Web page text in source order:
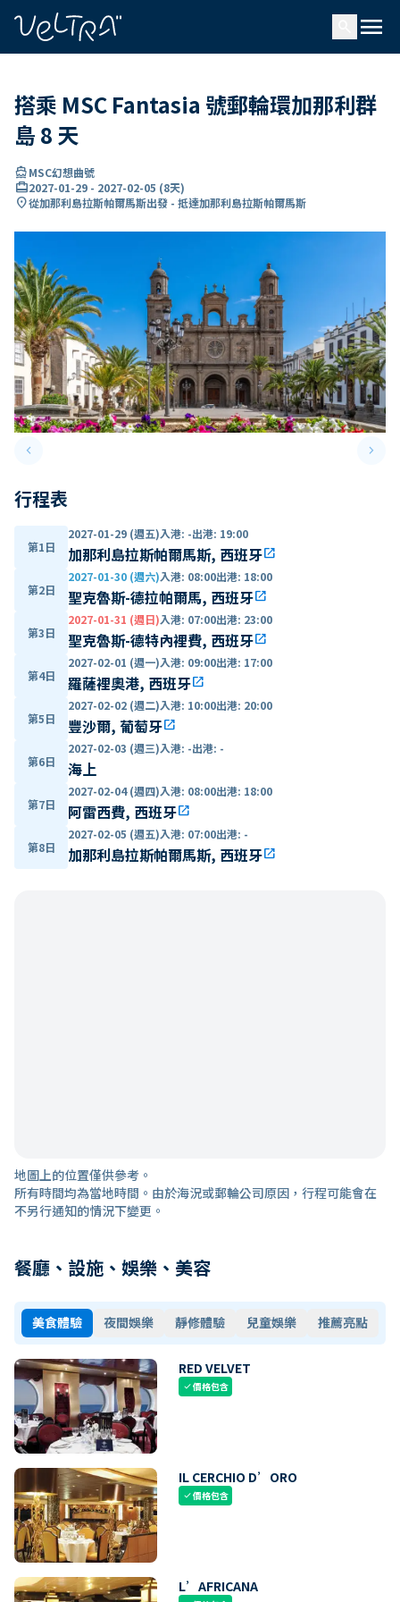
menu
搭乘 MSC Fantasia 號郵輪環加那利群
島 8 天
directions_boatMSC幻想曲號
card_travel2027-01-29 - 2027-02-05 (8天)
location_on從加那利島拉斯帕爾馬斯出發 - 抵達加那利島拉斯帕爾馬斯
keyboard_arrow_leftPrevious slide keyboard_arrow_right
行程表
第1日
2027-01-29 (週五)入港: -出港: 19:00
加那利島拉斯帕爾馬斯, 西班牙open_in_new
第2日
2027-01-30 (週六)入港: 08:00出港: 18:00
聖克魯斯-德拉帕爾馬, 西班牙open_in_new
第3日
2027-01-31 (週日)入港: 07:00出港: 23:00
聖克魯斯-德特內裡費, 西班牙open_in_new
第4日
2027-02-01 (週一)入港: 09:00出港: 17:00
羅薩裡奧港, 西班牙open_in_new
第5日
2027-02-02 (週二)入港: 10:00出港: 20:00
豐沙爾, 葡萄牙open_in_new
第6日
2027-02-03 (週三)入港: -出港: -
海上
第7日
2027-02-04 (週四)入港: 08:00出港: 18:00
阿雷西費, 西班牙open_in_new
第8日
2027-02-05 (週五)入港: 07:00出港: -
加那利島拉斯帕爾馬斯, 西班牙open_in_new
地圖上的位置僅供參考。
所有時間均為當地時間。由於海況或郵輪公司原因，行程可能會在
不另行通知的情況下變更。
餐廳、設施、娛樂、美容
美食體驗 夜間娛樂 靜修體驗 兒童娛樂 推薦亮點
RED VELVET
check價格包含
IL CERCHIO D’ORO
check價格包含
L’AFRICANA